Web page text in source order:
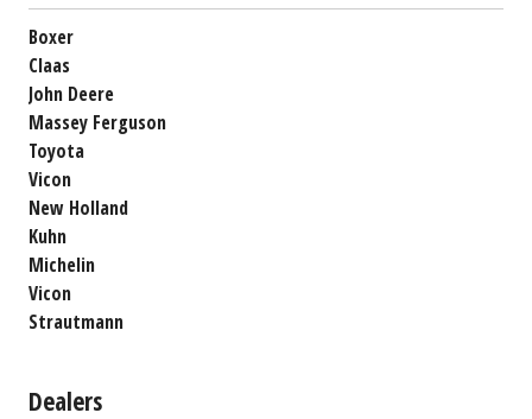
Boxer
Claas
John Deere
Massey Ferguson
Toyota
Vicon
New Holland
Kuhn
Michelin
Vicon
Strautmann
Dealers